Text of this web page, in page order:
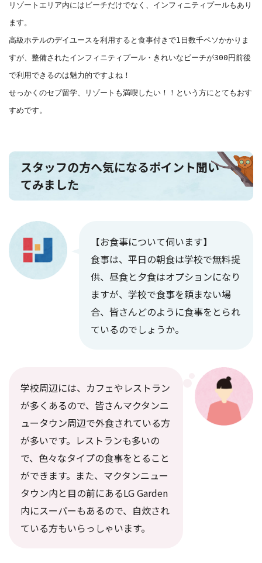
リゾートエリア内にはビーチだけでなく、インフィニティプールもあり
ます。
高級ホテルのデイユースを利用すると食事付きで1日数千ペソかかりま
すが、整備されたインフィニティプール・きれいなビーチが300円前後
で利用できるのは魅力的ですよね！
せっかくのセブ留学、リゾートも満喫したい！！という方にとてもおす
すめです。
スタッフの方へ気になるポイント聞い
てみました
【お食事について伺います】
食事は、平日の朝食は学校で無料提
供、昼食と夕食はオプションになり
ますが、学校で食事を頼まない場
合、皆さんどのように食事をとられ
ているのでしょうか。
学校周辺には、カフェやレストラン
が多くあるので、皆さんマクタンニ
ュータウン周辺で外食されている方
が多いです。レストランも多いの
で、色々なタイプの食事をとること
ができます。また、マクタンニュー
タウン内と目の前にあるLG Garden
内にスーパーもあるので、自炊され
ている方もいらっしゃいます。